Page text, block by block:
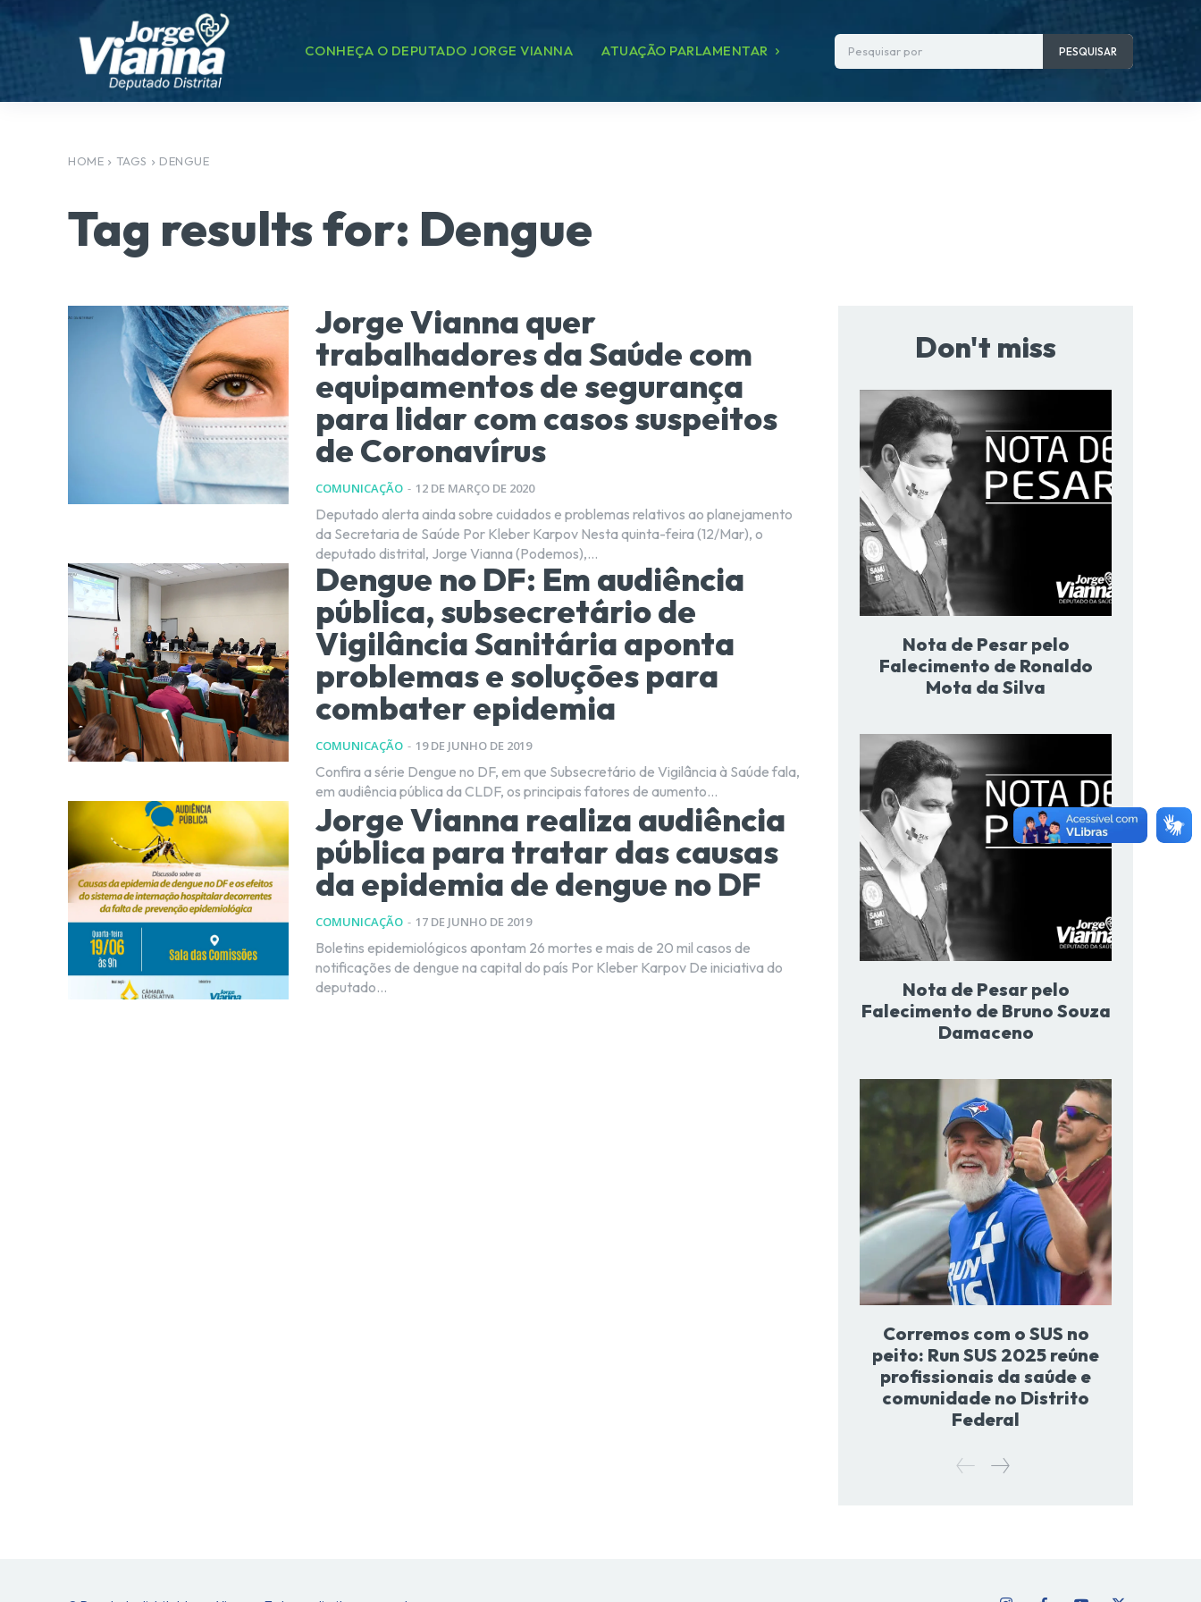
CONHEÇA O DEPUTADO JORGE VIANNA ATUAÇÃO PARLAMENTAR Pesquisar por PESQUISAR
HOME TAGS DENGUE
Tag results for: Dengue
Jorge Vianna quer
trabalhadores da Saúde com
equipamentos de segurança
para lidar com casos suspeitos
de Coronavírus
COMUNICAÇÃO - 12 DE MARÇO DE 2020
Deputado alerta ainda sobre cuidados e problemas relativos ao planejamento
da Secretaria de Saúde Por Kleber Karpov Nesta quinta-feira (12/Mar), o
deputado distrital, Jorge Vianna (Podemos),...
Dengue no DF: Em audiência
pública, subsecretário de
Vigilância Sanitária aponta
problemas e soluções para
combater epidemia
COMUNICAÇÃO - 19 DE JUNHO DE 2019
Confira a série Dengue no DF, em que Subsecretário de Vigilância à Saúde fala,
em audiência pública da CLDF, os principais fatores de aumento...
Jorge Vianna realiza audiência
pública para tratar das causas
da epidemia de dengue no DF
COMUNICAÇÃO - 17 DE JUNHO DE 2019
Boletins epidemiológicos apontam 26 mortes e mais de 20 mil casos de
notificações de dengue na capital do país Por Kleber Karpov De iniciativa do
deputado...
Don't miss
Nota de Pesar pelo
Falecimento de Ronaldo
Mota da Silva
Nota de Pesar pelo
Falecimento de Bruno Souza
Damaceno
Corremos com o SUS no
peito: Run SUS 2025 reúne
profissionais da saúde e
comunidade no Distrito
Federal